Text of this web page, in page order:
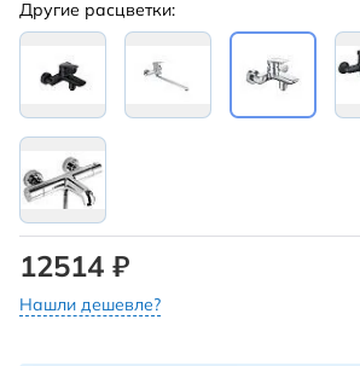
Другие расцветки:
12514 ₽
Нашли дешевле?